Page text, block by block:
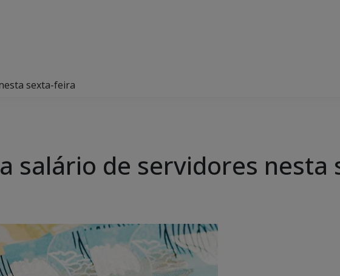
sexta-feira
salário de servidores nesta